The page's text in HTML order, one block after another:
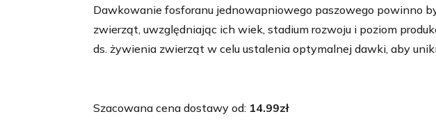
Dawkowanie fosforanu jednowapniowego paszowego powinno
zwierząt, uwzględniając ich wiek, stadium rozwoju i poziom
ds. żywienia zwierząt w celu ustalenia optymalnej dawki, aby
Szacowana cena dostawy od: 14.99zł